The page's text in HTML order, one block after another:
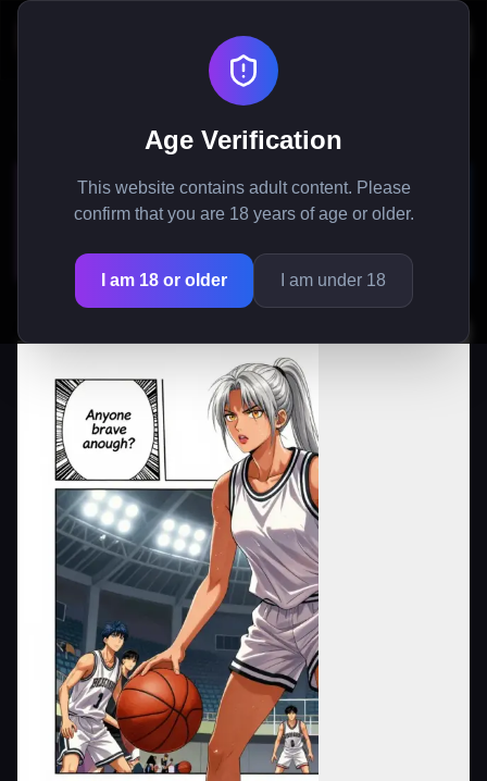
Age Verification
This website contains adult content. Please
confirm that you are 18 years of age or older.
I am 18 or older I am under 18
Riesenstar & Winziger
Trainer: Knisternde 1on1-
Romance